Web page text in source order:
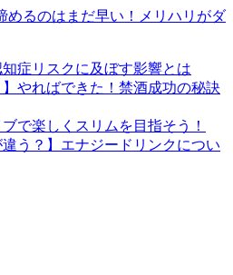
めるのはまだ早い！メリハリがダ
知症リスクに及ぼす影響とは
】やればできた！禁酒成功の秘訣
で楽しくスリムを目指そう！
違う？】エナジードリンクについ